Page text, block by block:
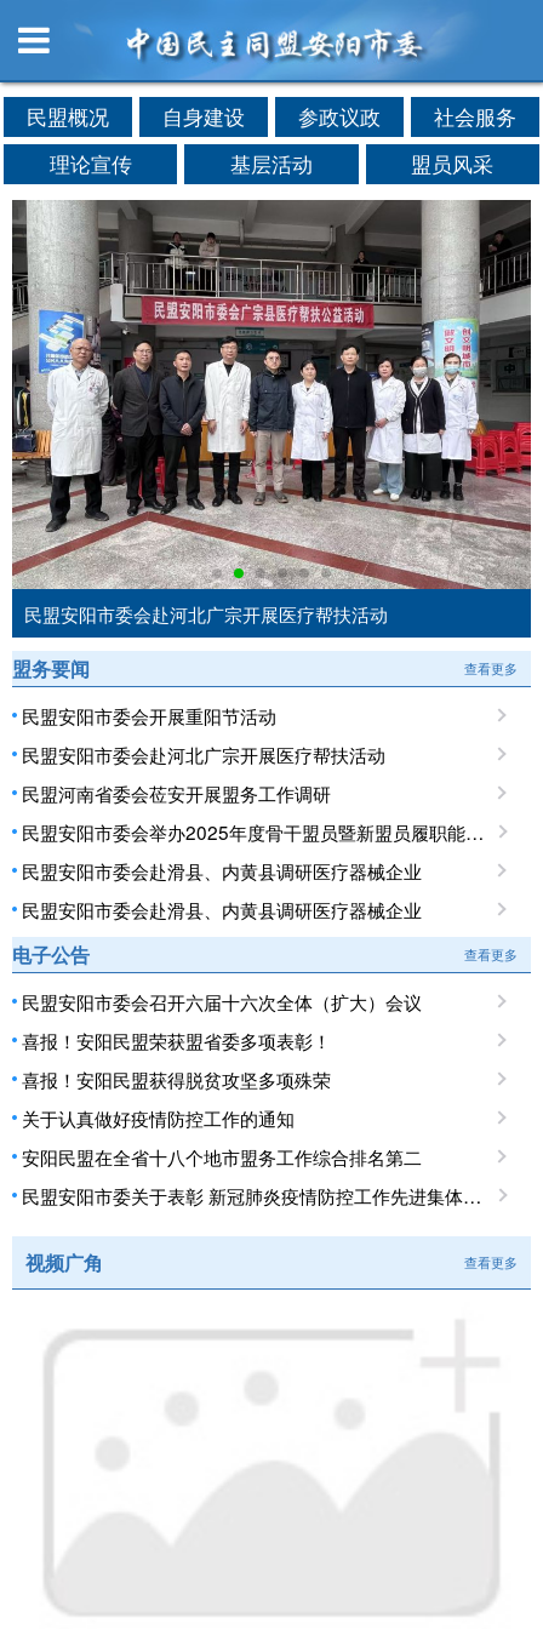
民盟概况 自身建设 参政议政
社会服务
理论宣传
基层活动 盟员风采
民盟安阳市委会赴河北广宗开展医疗帮扶活动
盟务要闻 查看更多
民盟安阳市委会开展重阳节活动
民盟安阳市委会赴河北广宗开展医疗帮扶活动
民盟河南省委会莅安开展盟务工作调研
民盟安阳市委会举办2025年度骨干盟员暨新盟员履职能力培训班
民盟安阳市委会赴滑县、内黄县调研医疗器械企业
民盟安阳市委会赴滑县、内黄县调研医疗器械企业
电子公告 查看更多
民盟安阳市委会召开六届十六次全体（扩大）会议
喜报！安阳民盟荣获盟省委多项表彰！
喜报！安阳民盟获得脱贫攻坚多项殊荣
关于认真做好疫情防控工作的通知
安阳民盟在全省十八个地市盟务工作综合排名第二
民盟安阳市委关于表彰 新冠肺炎疫情防控工作先进集体、先进个人的决定
视频广角 查看更多